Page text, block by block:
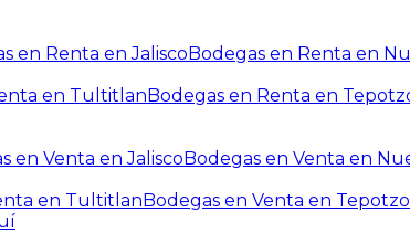
en Renta en JaliscoBodegas en Renta en
en TultitlanBodegas en Renta en
en Venta en JaliscoBodegas en Venta en
en TultitlanBodegas en Venta en